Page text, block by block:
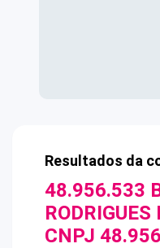
Resultados da
48.956.533
CNPJ